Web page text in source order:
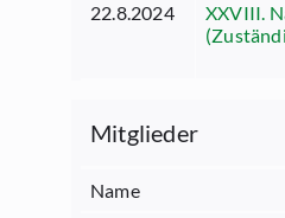
22.8.2024
XXVIII.
Mitglieder
Name